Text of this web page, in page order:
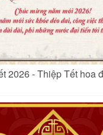
2026 - Thiệp Tết hoa